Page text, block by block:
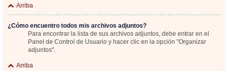
Arriba
¿Cómo encuentro todos mis archivos adjuntos?
Para encontrar la lista de sus archivos adjuntos, debe entrar en el
Panel de Control de Usuario y hacer clic en la opción "Organizar
adjuntos".
Arriba